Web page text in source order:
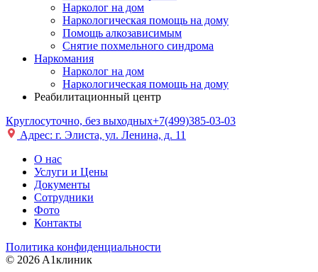
Нарколог на дом
Наркологическая помощь на дому
Помощь алкозависимым
Снятие похмельного синдрома
Наркомания
Нарколог на дом
Наркологическая помощь на дому
Реабилитационный центр
Круглосуточно, без выходных+7(499)385-03-03
Адрес: г. Элиста, ул. Ленина, д. 11
О нас
Услуги и Цены
Документы
Сотрудники
Фото
Контакты
Политика конфиденциальности
© 2026 A1клиник